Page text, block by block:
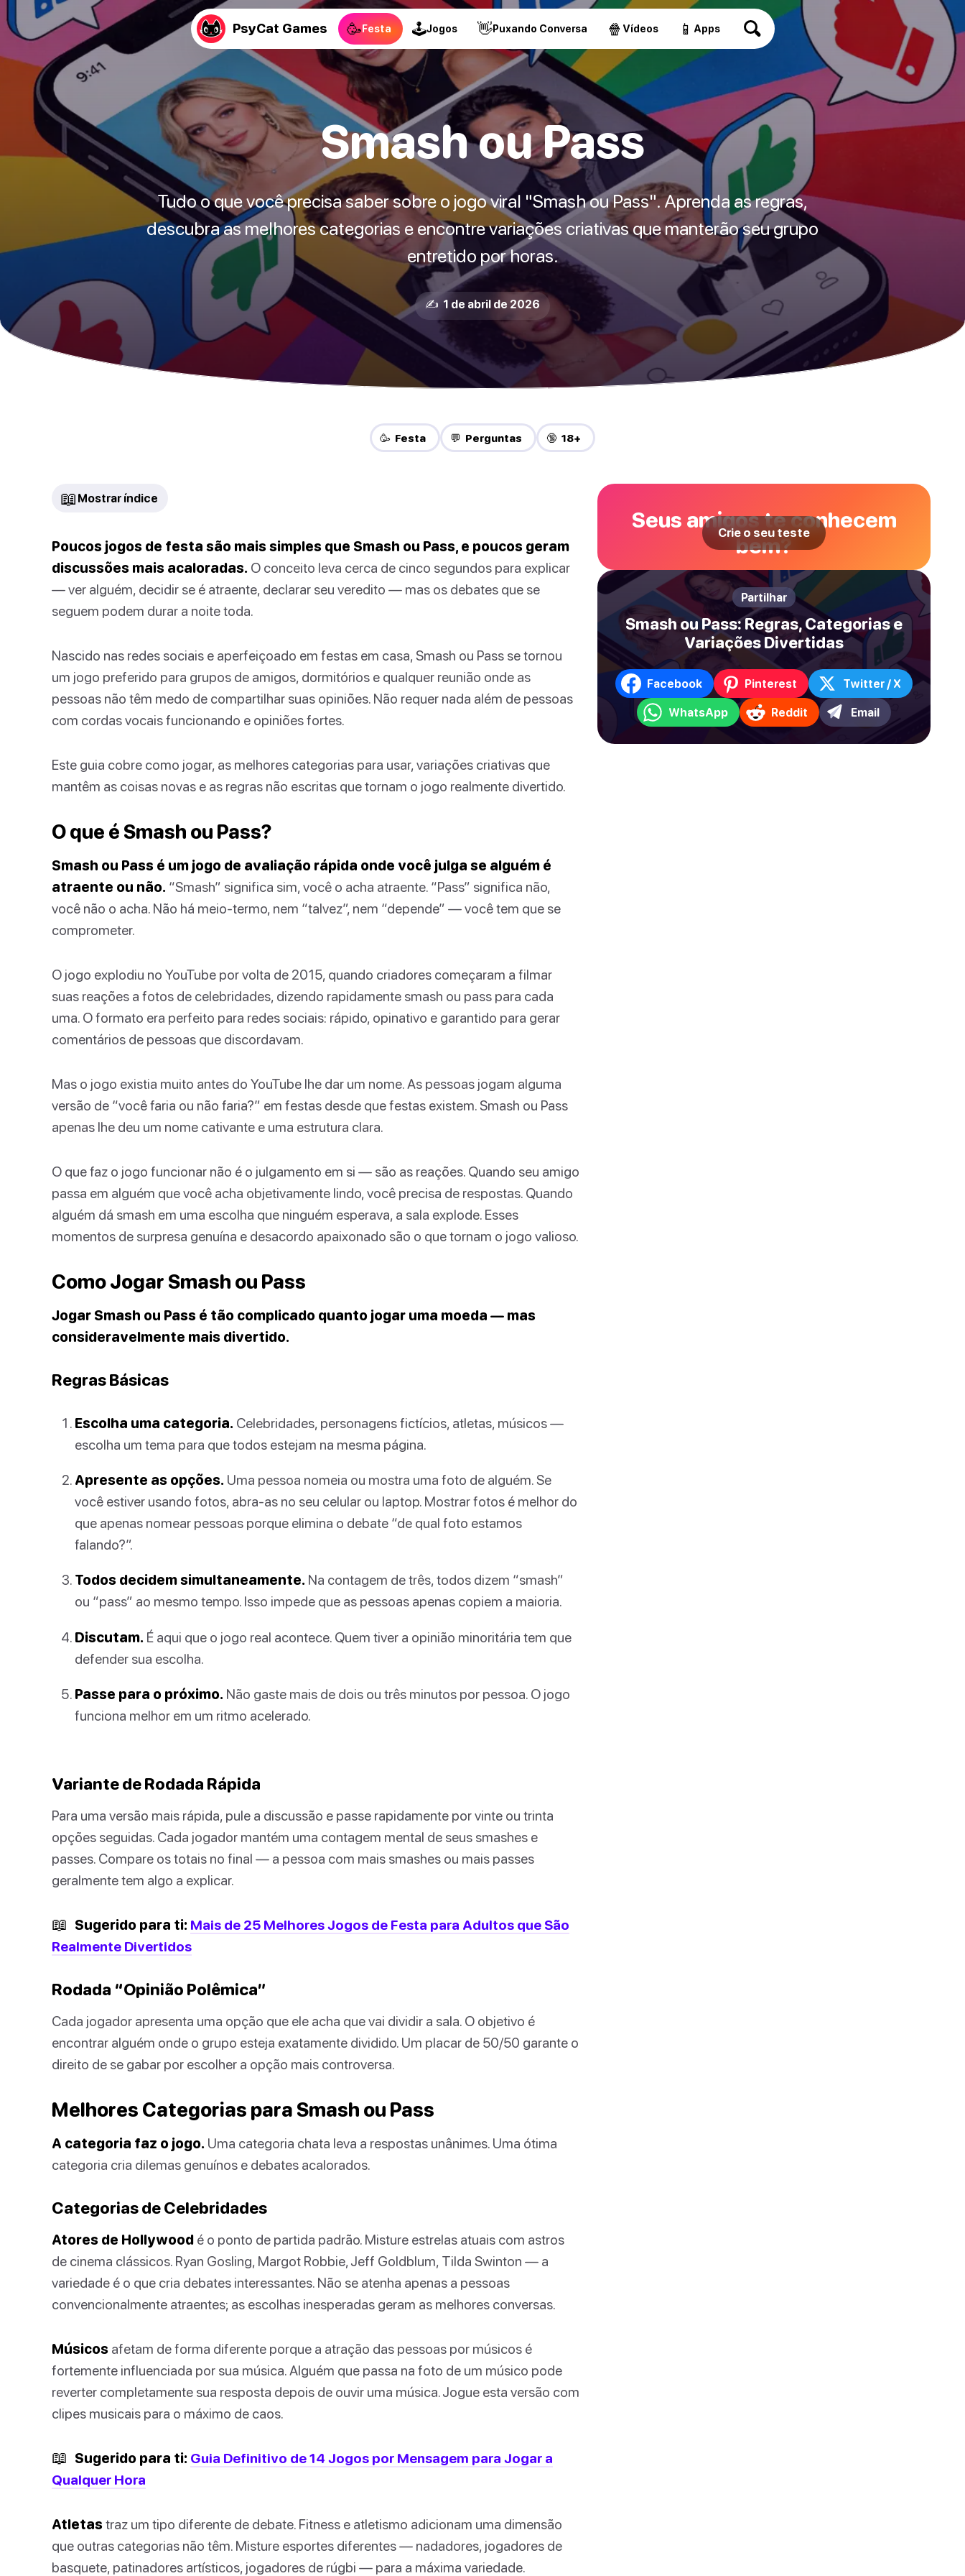
PsyCat Games 🥳Festa 🕹Jogos 👋Puxando Conversa 🍿 Vídeos 📱 Apps
Smash ou Pass
Tudo o que você precisa saber sobre o jogo viral "Smash ou Pass". Aprenda as regras,
descubra as melhores categorias e encontre variações criativas que manterão seu grupo
entretido por horas.
✍️ 1 de abril de 2026
🥳 Festa 💬 Perguntas 🔞 18+
📖 Mostrar índice
Poucos jogos de festa são mais simples que Smash ou Pass, e poucos geram
discussões mais acaloradas. O conceito leva cerca de cinco segundos para explicar
— ver alguém, decidir se é atraente, declarar seu veredito — mas os debates que se
seguem podem durar a noite toda.
Nascido nas redes sociais e aperfeiçoado em festas em casa, Smash ou Pass se tornou
um jogo preferido para grupos de amigos, dormitórios e qualquer reunião onde as
pessoas não têm medo de compartilhar suas opiniões. Não requer nada além de pessoas
com cordas vocais funcionando e opiniões fortes.
Este guia cobre como jogar, as melhores categorias para usar, variações criativas que
mantêm as coisas novas e as regras não escritas que tornam o jogo realmente divertido.
O que é Smash ou Pass?
Smash ou Pass é um jogo de avaliação rápida onde você julga se alguém é
atraente ou não. “Smash” significa sim, você o acha atraente. “Pass” significa não,
você não o acha. Não há meio-termo, nem “talvez”, nem “depende” — você tem que se
comprometer.
O jogo explodiu no YouTube por volta de 2015, quando criadores começaram a filmar
suas reações a fotos de celebridades, dizendo rapidamente smash ou pass para cada
uma. O formato era perfeito para redes sociais: rápido, opinativo e garantido para gerar
comentários de pessoas que discordavam.
Mas o jogo existia muito antes do YouTube lhe dar um nome. As pessoas jogam alguma
versão de “você faria ou não faria?” em festas desde que festas existem. Smash ou Pass
apenas lhe deu um nome cativante e uma estrutura clara.
O que faz o jogo funcionar não é o julgamento em si — são as reações. Quando seu amigo
passa em alguém que você acha objetivamente lindo, você precisa de respostas. Quando
alguém dá smash em uma escolha que ninguém esperava, a sala explode. Esses
momentos de surpresa genuína e desacordo apaixonado são o que tornam o jogo valioso.
Como Jogar Smash ou Pass
Jogar Smash ou Pass é tão complicado quanto jogar uma moeda — mas
consideravelmente mais divertido.
Regras Básicas
Escolha uma categoria. Celebridades, personagens fictícios, atletas, músicos —
escolha um tema para que todos estejam na mesma página.
Apresente as opções. Uma pessoa nomeia ou mostra uma foto de alguém. Se
você estiver usando fotos, abra-as no seu celular ou laptop. Mostrar fotos é melhor do
que apenas nomear pessoas porque elimina o debate “de qual foto estamos
falando?”.
Todos decidem simultaneamente. Na contagem de três, todos dizem “smash”
ou “pass” ao mesmo tempo. Isso impede que as pessoas apenas copiem a maioria.
Discutam. É aqui que o jogo real acontece. Quem tiver a opinião minoritária tem que
defender sua escolha.
Passe para o próximo. Não gaste mais de dois ou três minutos por pessoa. O jogo
funciona melhor em um ritmo acelerado.
Variante de Rodada Rápida
Para uma versão mais rápida, pule a discussão e passe rapidamente por vinte ou trinta
opções seguidas. Cada jogador mantém uma contagem mental de seus smashes e
passes. Compare os totais no final — a pessoa com mais smashes ou mais passes
geralmente tem algo a explicar.
📖 Sugerido para ti: Mais de 25 Melhores Jogos de Festa para Adultos que São
Realmente Divertidos
Rodada “Opinião Polêmica”
Cada jogador apresenta uma opção que ele acha que vai dividir a sala. O objetivo é
encontrar alguém onde o grupo esteja exatamente dividido. Um placar de 50/50 garante o
direito de se gabar por escolher a opção mais controversa.
Melhores Categorias para Smash ou Pass
A categoria faz o jogo. Uma categoria chata leva a respostas unânimes. Uma ótima
categoria cria dilemas genuínos e debates acalorados.
Categorias de Celebridades
Atores de Hollywood é o ponto de partida padrão. Misture estrelas atuais com astros
de cinema clássicos. Ryan Gosling, Margot Robbie, Jeff Goldblum, Tilda Swinton — a
variedade é o que cria debates interessantes. Não se atenha apenas a pessoas
convencionalmente atraentes; as escolhas inesperadas geram as melhores conversas.
Músicos afetam de forma diferente porque a atração das pessoas por músicos é
fortemente influenciada por sua música. Alguém que passa na foto de um músico pode
reverter completamente sua resposta depois de ouvir uma música. Jogue esta versão com
clipes musicais para o máximo de caos.
📖 Sugerido para ti: Guia Definitivo de 14 Jogos por Mensagem para Jogar a
Qualquer Hora
Atletastraz um tipo diferente de debate. Fitness e atletismo adicionam uma dimensão
que outras categorias não têm. Misture esportes diferentes — nadadores, jogadores de
basquete, patinadores artísticos, jogadores de rúgbi — para a máxima variedade.
Seus amigos te conhecem
bem?
Crie o seu teste
Partilhar
Smash ou Pass: Regras, Categorias e
Variações Divertidas
Facebook Pinterest Twitter / X
WhatsApp Reddit Email